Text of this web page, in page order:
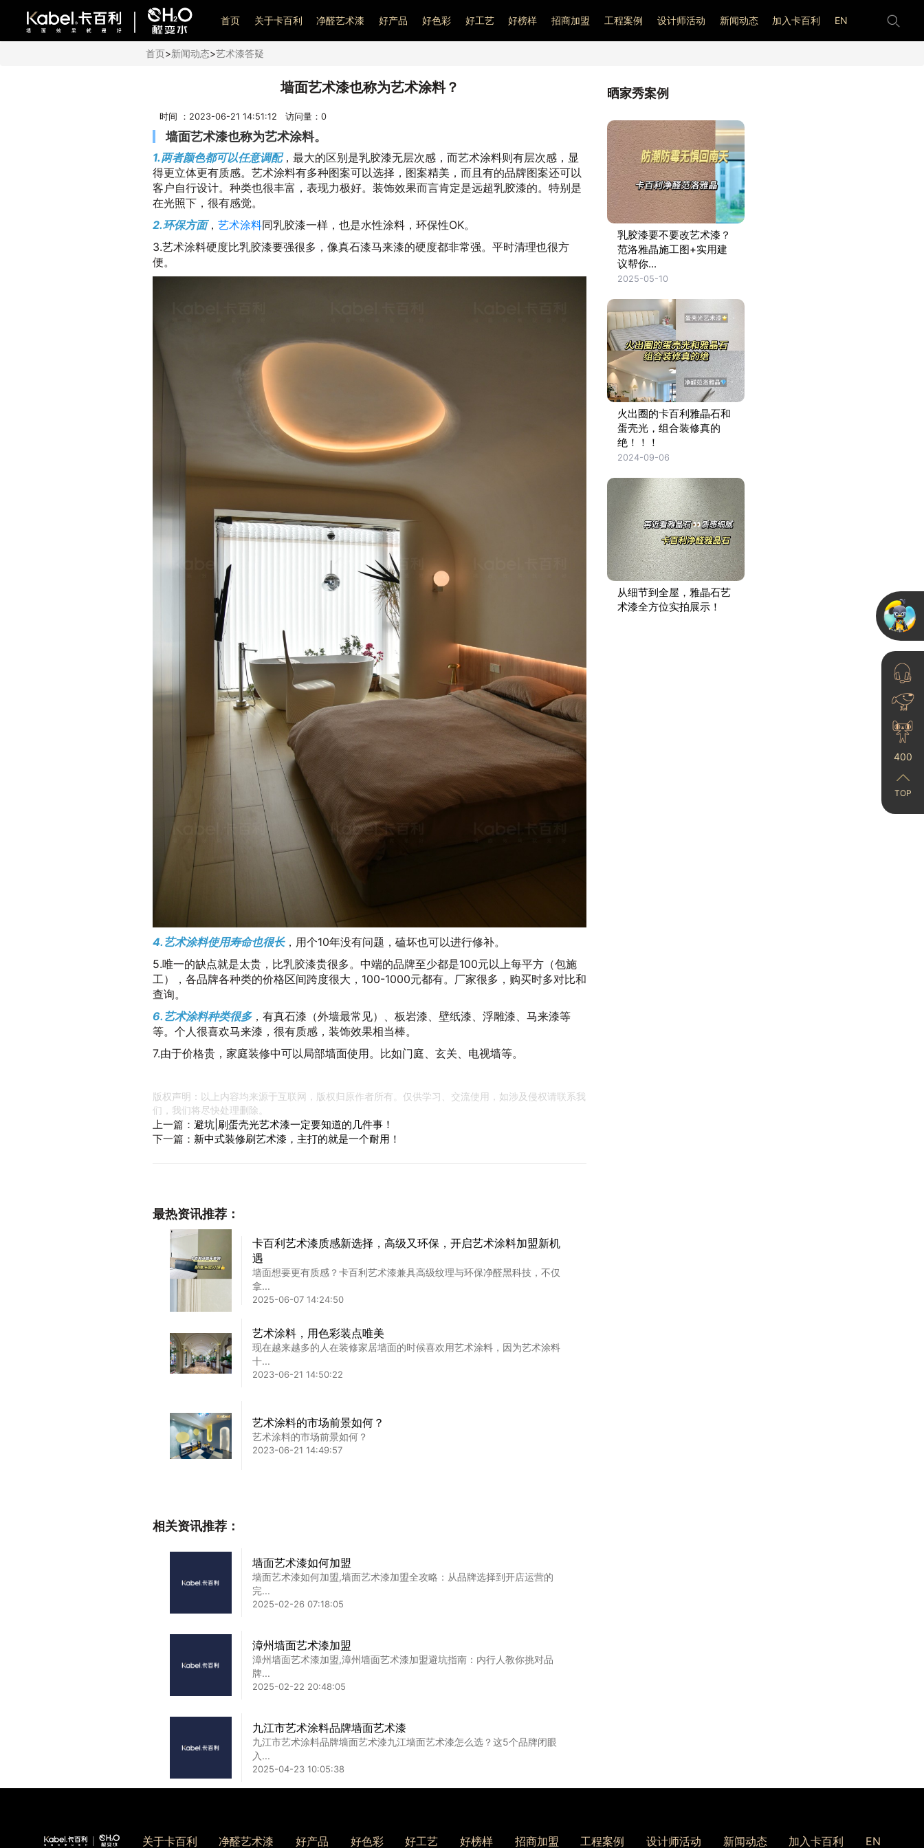
艺术漆加盟
首页 关于卡百利 净醛艺术漆 好产品 好色彩 好工艺 好榜样 招商加盟 工程案例 设计师活动 新闻动态 加入卡百利 EN
首页>新闻动态>艺术漆答疑
墙面艺术漆也称为艺术涂料？
时间 ：2023-06-21 14:51:12 访问量： 0
墙面艺术漆也称为艺术涂料。
1.两者颜色都可以任意调配，最大的区别是乳胶漆无层次感，而艺术涂料则有层次感，显
得更立体更有质感。艺术涂料有多种图案可以选择，图案精美，而且有的品牌图案还可以
客户自行设计。种类也很丰富，表现力极好。装饰效果而言肯定是远超乳胶漆的。特别是
在光照下，很有感觉。
2.环保方面， 艺术涂料同乳胶漆一样，也是水性涂料，环保性OK。
3.艺术涂料硬度比乳胶漆要强很多，像真石漆马来漆的硬度都非常强。平时清理也很方
便。
4.艺术涂料使用寿命也很长，用个10年没有问题，磕坏也可以进行修补。
5.唯一的缺点就是太贵，比乳胶漆贵很多。中端的品牌至少都是100元以上每平方（包施
工），各品牌各种类的价格区间跨度很大，100-1000元都有。厂家很多，购买时多对比和
查询。
6.艺术涂料种类很多，有真石漆（外墙最常见）、板岩漆、壁纸漆、浮雕漆、马来漆等
等。个人很喜欢马来漆，很有质感，装饰效果相当棒。
7.由于价格贵，家庭装修中可以局部墙面使用。比如门庭、玄关、电视墙等。
版权声明：以上内容均来源于互联网，版权归原作者所有。仅供学习、交流使用，如涉及侵权请联系我
们，我们将尽快处理删除。
上一篇： 避坑|刷蛋壳光艺术漆一定要知道的几件事！
下一篇： 新中式装修刷艺术漆，主打的就是一个耐用！
最热资讯推荐：
卡百利艺术漆质感新选择，高级又环保，开启艺术涂料加盟新机
遇
墙面想要更有质感？卡百利艺术漆兼具高级纹理与环保净醛黑科技，不仅
拿...
2025-06-07 14:24:50
艺术涂料，用色彩装点唯美
现在越来越多的人在装修家居墙面的时候喜欢用艺术涂料，因为艺术涂料
十...
2023-06-21 14:50:22
艺术涂料的市场前景如何？
艺术涂料的市场前景如何？
2023-06-21 14:49:57
艺术涂料品牌用在餐厅背景墙的效果如何？
艺术涂料之餐厅装修我们来看这一套案例，大面积的艺术漆白墙，难免显
得...
艺术涂料标准向“健康、低碳”发展
艺术涂料标准向“健康、低碳”发展
相关资讯推荐：
墙面艺术漆如何加盟
墙面艺术漆如何加盟,墙面艺术漆加盟全攻略：从品牌选择到开店运营的
完...
2025-02-26 07:18:05
漳州墙面艺术漆加盟
漳州墙面艺术漆加盟,漳州墙面艺术漆加盟避坑指南：内行人教你挑对品
牌...
2025-02-22 20:48:05
九江市艺术涂料品牌墙面艺术漆
九江市艺术涂料品牌墙面艺术漆九江墙面艺术漆怎么选？这5个品牌闭眼
入...
2025-04-23 10:05:38
人...
晒家秀案例
乳胶漆要不要改艺术漆？
范洛雅晶施工图+实用建
议帮你...
2025-05-10
火出圈的卡百利雅晶石和
蛋壳光，组合装修真的
绝！！！
2024-09-06
从细节到全屋，雅晶石艺
术漆全方位实拍展示！
400
TOP
关于卡百利 净醛艺术漆 好产品 好色彩 好工艺 好榜样 招商加盟 工程案例 设计师活动 新闻动态 加入卡百利 EN